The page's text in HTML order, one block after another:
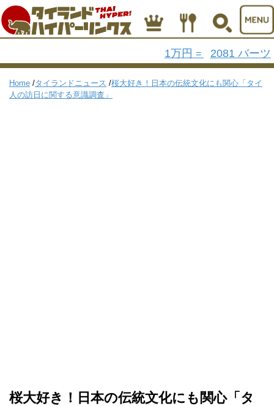
1万円 = 2081 バーツ
Home /タイランドニュース /桜大好き！日本の伝統文化にも関心「タイ
人の訪日に関する意識調査」
桜大好き！日本の伝統文化にも関心「タ